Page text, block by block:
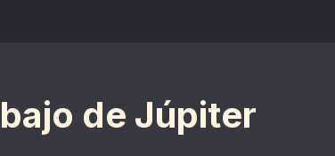
de Júpiter